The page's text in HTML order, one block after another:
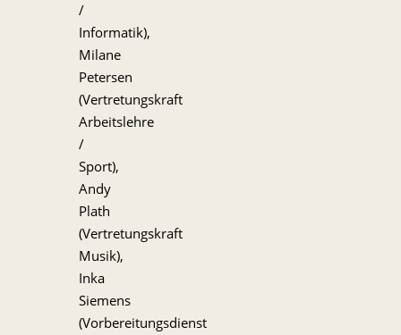
/
Informatik),
Milane
Petersen
(Vertretungskraft
Arbeitslehre
/
Sport),
Andy
Plath
(Vertretungskraft
Musik),
Inka
Siemens
(Vorbereitungsdienst